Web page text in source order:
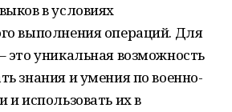
в условиях
выполнения операций. Для
это уникальная возможность
знания и умения по военно-
и использовать их в